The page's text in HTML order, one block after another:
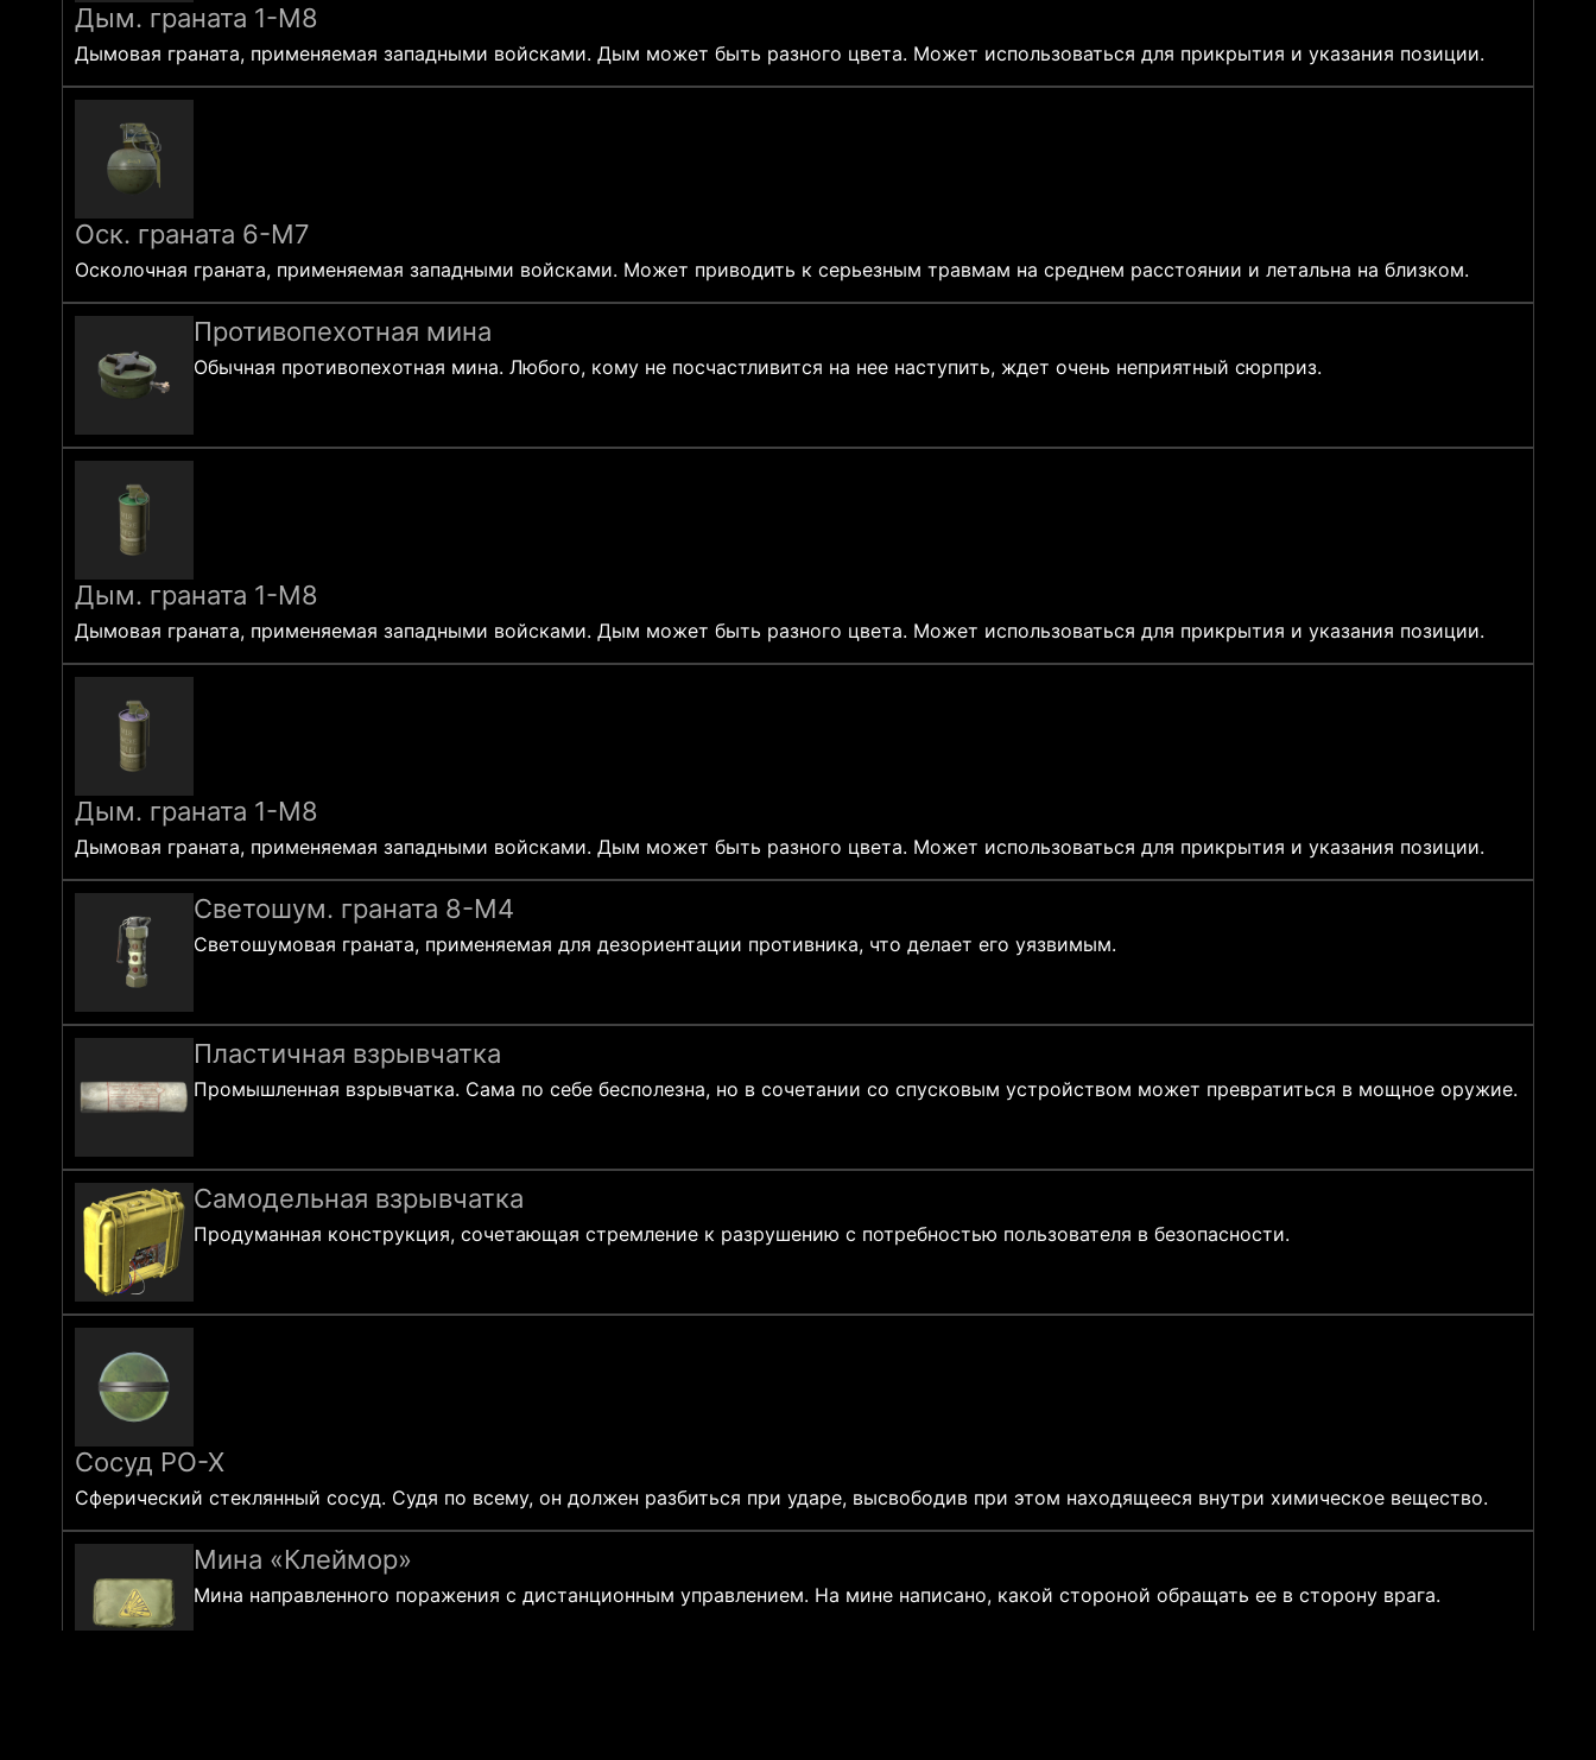
Дым. граната 1-M8
Дымовая граната, применяемая западными войсками. Дым может быть разного цвета. Может использоваться для прикрытия и указания позиции.
Оск. граната 6-M7
Осколочная граната, применяемая западными войсками. Может приводить к серьезным травмам на среднем расстоянии и летальна на близком.
Противопехотная мина
Обычная противопехотная мина. Любого, кому не посчастливится на нее наступить, ждет очень неприятный сюрприз.
Дым. граната 1-M8
Дымовая граната, применяемая западными войсками. Дым может быть разного цвета. Может использоваться для прикрытия и указания позиции.
Дым. граната 1-M8
Дымовая граната, применяемая западными войсками. Дым может быть разного цвета. Может использоваться для прикрытия и указания позиции.
Светошум. граната 8-M4
Светошумовая граната, применяемая для дезориентации противника, что делает его уязвимым.
Пластичная взрывчатка
Промышленная взрывчатка. Сама по себе бесполезна, но в сочетании со спусковым устройством может превратиться в мощное оружие.
Самодельная взрывчатка
Продуманная конструкция, сочетающая стремление к разрушению с потребностью пользователя в безопасности.
Сосуд PO-X
Сферический стеклянный сосуд. Судя по всему, он должен разбиться при ударе, высвободив при этом находящееся внутри химическое вещество.
Мина «Клеймор»
Мина направленного поражения с дистанционным управлением. На мине написано, какой стороной обращать ее в сторону врага.